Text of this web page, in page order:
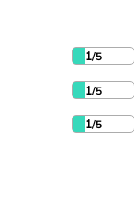
1/5
1/5
1/5